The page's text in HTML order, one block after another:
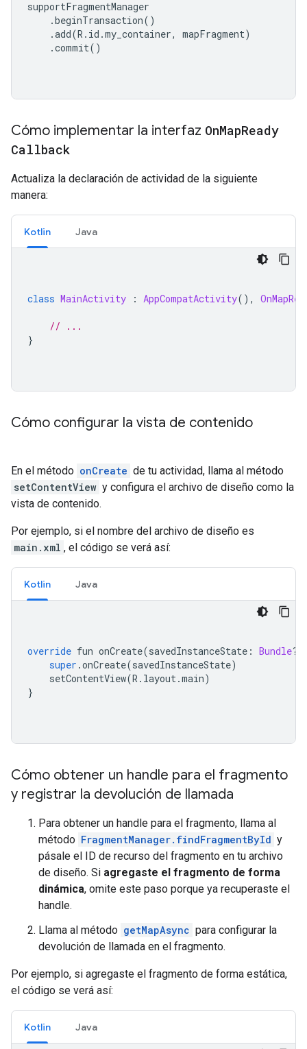
supportFragmentManager
.beginTransaction()
.add(R . id .my_container, mapFragment)
.commit()
Cómo implementar la interfaz OnMapReady
Callback
Actualiza la declaración de actividad de la siguiente
manera:
Kotlin Java
class MainActivity : AppCompatActivity(),
// ...
}
Cómo configurar la vista de contenido
En el método onCreate de tu actividad, llama al método
setContentView y configura el archivo de diseño como la
vista de contenido.
Por ejemplo, si el nombre del archivo de diseño es
main.xml , el código se verá así:
Kotlin Java
override fun onCreate(savedInstanceState : Bundle?)
super .onCreate(savedInstanceState)
setContentView(R . layout.main)
}
Cómo obtener un handle para el fragmento
y registrar la devolución de llamada
Para obtener un handle para el fragmento, llama al
método FragmentManager.findFragmentById y
pásale el ID de recurso del fragmento en tu archivo
de diseño. Si agregaste el fragmento de forma
dinámica, omite este paso porque ya recuperaste el
handle.
Llama al método getMapAsync para configurar la
devolución de llamada en el fragmento.
Por ejemplo, si agregaste el fragmento de forma estática,
el código se verá así:
Kotlin Java